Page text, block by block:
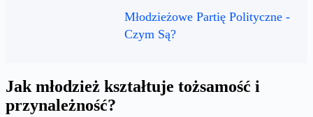
Młodzieżowe Partię Polityczne -
Czym Są?
Jak młodzież kształtuje tożsamość i
przynależność?